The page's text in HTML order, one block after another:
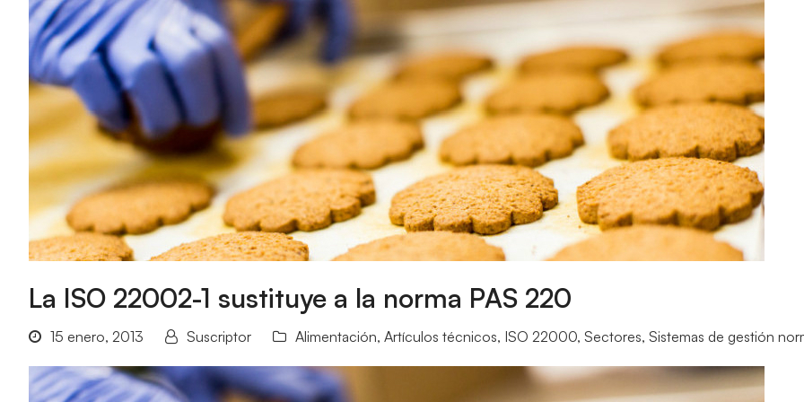
La ISO 22002-1 sustituye a la norma PAS 220
15 enero, 2013 Suscriptor Alimentación, Artículos técnicos, ISO 22000, Sectores, Sistemas de gestión